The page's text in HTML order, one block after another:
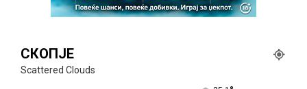
СКОПЈЕ
Scattered Clouds